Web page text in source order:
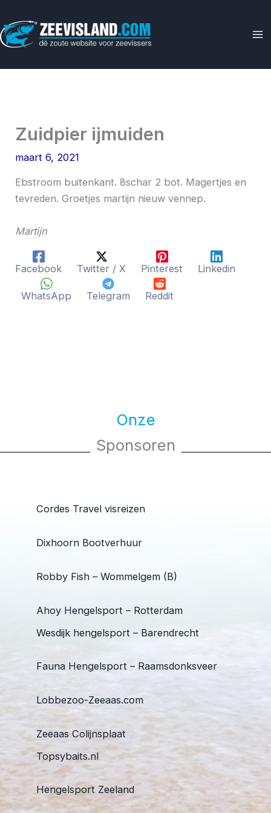
naar
de
Zuidpier ijmuiden
maart 6, 2021
Ebstroom buitenkant. 8schar 2 bot. Magertjes en
tevreden. Groetjes martijn nieuw vennep.
Martijn
Facebook Twitter / X Pinterest Linkedin
WhatsApp Telegram Reddit
Onze
Sponsoren
Cordes Travel visreizen
Dixhoorn Bootverhuur
Robby Fish – Wommelgem (B)
Ahoy Hengelsport – Rotterdam
Wesdijk hengelsport – Barendrecht
Fauna Hengelsport – Raamsdonksveer
Lobbezoo-Zeeaas.com
Zeeaas Colijnsplaat
Topsybaits.nl
Hengelsport Zeeland